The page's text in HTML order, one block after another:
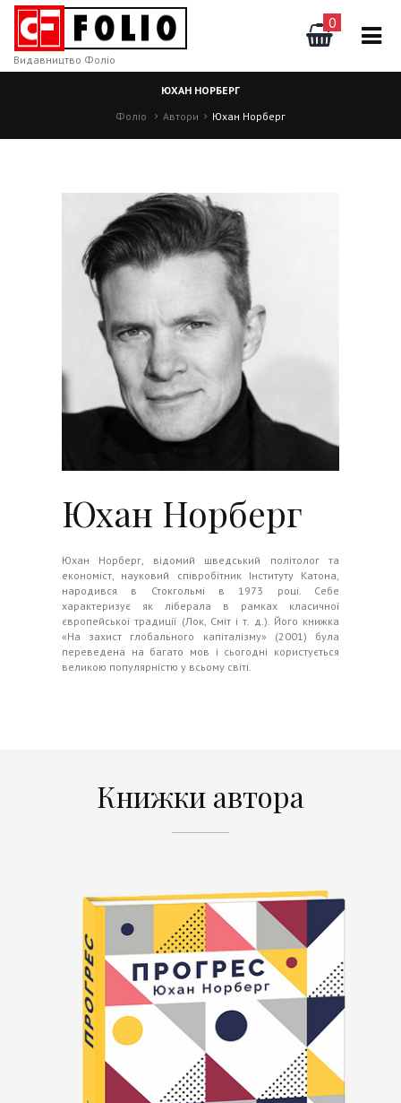
0
Видавництво Фоліо
ЮХАН НОРБЕРГ
Фоліо
Автори Юхан Норберг
Юхан Норберг
Юхан Норберг, відомий шведський політолог та
економіст, науковий співробітник Інституту Катона,
народився в Стокгольмі в 1973 році. Себе
характеризує як ліберала в рамках класичної
європейської традиції (Лок, Сміт і т. д.). Його книжка
«На захист глобального капіталізму» (2001) була
переведена на багато мов і сьогодні користується
великою популярністю у всьому світі.
Книжки автора